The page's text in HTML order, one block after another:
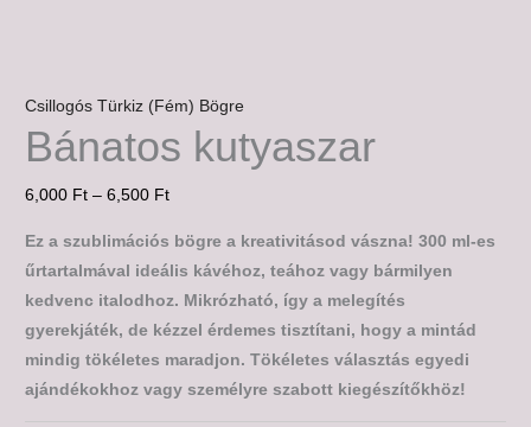
Csillogós Türkiz (Fém) Bögre
Bánatos kutyaszar
6,000 Ft – 6,500 Ft
Ez a szublimációs bögre a kreativitásod vászna! 300 ml-es
űrtartalmával ideális kávéhoz, teához vagy bármilyen
kedvenc italodhoz. Mikrózható, így a melegítés
gyerekjáték, de kézzel érdemes tisztítani, hogy a mintád
mindig tökéletes maradjon. Tökéletes választás egyedi
ajándékokhoz vagy személyre szabott kiegészítőkhöz!